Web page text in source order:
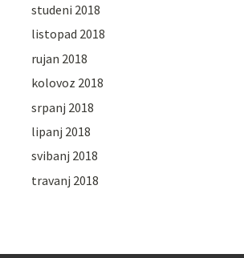
studeni 2018
listopad 2018
rujan 2018
kolovoz 2018
srpanj 2018
lipanj 2018
svibanj 2018
travanj 2018